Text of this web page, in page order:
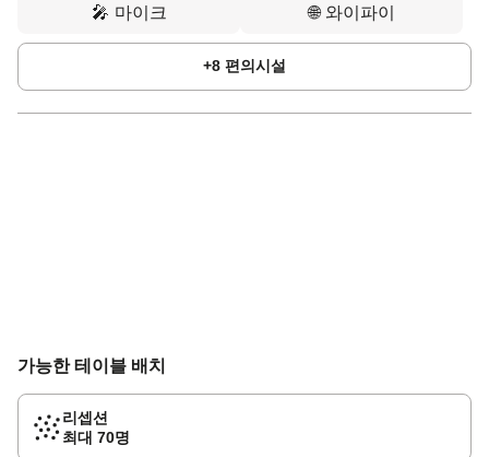
🎤 마이크 🌐 와이파이
+8 편의시설
가능한 테이블 배치
리셉션
최대 70명